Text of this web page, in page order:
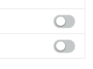
wejścia do domu
w laminowane,
umożliwiają pracę lamp